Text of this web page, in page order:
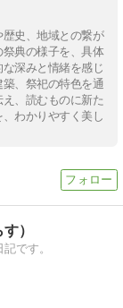
史、地域との繋が
典の様子を、具体
深みと情緒を感じ
、祭祀の特色を通
、読むものに新た
わかりやすく美し
）
です。